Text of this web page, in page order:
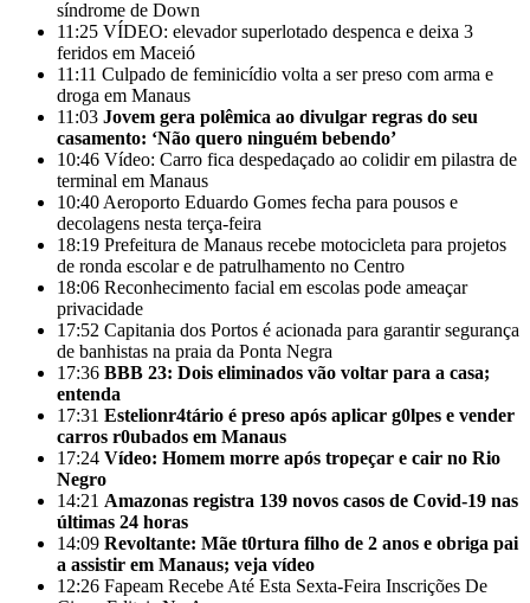
síndrome de Down
11:25 VÍDEO: elevador superlotado despenca e deixa 3
feridos em Maceió
11:11 Culpado de feminicídio volta a ser preso com arma e
droga em Manaus
11:03 Jovem gera polêmica ao divulgar regras do seu
casamento: ‘Não quero ninguém bebendo’
10:46 Vídeo: Carro fica despedaçado ao colidir em pilastra de
terminal em Manaus
10:40 Aeroporto Eduardo Gomes fecha para pousos e
decolagens nesta terça-feira
18:19 Prefeitura de Manaus recebe motocicleta para projetos
de ronda escolar e de patrulhamento no Centro
18:06 Reconhecimento facial em escolas pode ameaçar
privacidade
17:52 Capitania dos Portos é acionada para garantir segurança
de banhistas na praia da Ponta Negra
17:36 BBB 23: Dois eliminados vão voltar para a casa;
entenda
17:31 Estelionr4tário é preso após aplicar g0lpes e vender
carros r0ubados em Manaus
17:24 Vídeo: Homem morre após tropeçar e cair no Rio
Negro
14:21 Amazonas registra 139 novos casos de Covid-19 nas
últimas 24 horas
14:09 Revoltante: Mãe t0rtura filho de 2 anos e obriga pai
a assistir em Manaus; veja vídeo
12:26 Fapeam Recebe Até Esta Sexta-Feira Inscrições De